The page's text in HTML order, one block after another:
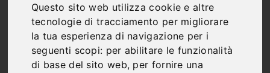
Questo sito web utilizza cookie e altre
tecnologie di tracciamento per migliorare
la tua esperienza di navigazione per i
seguenti scopi: per abilitare le funzionalità
di base del sito web, per fornire una
Notizie Sportive